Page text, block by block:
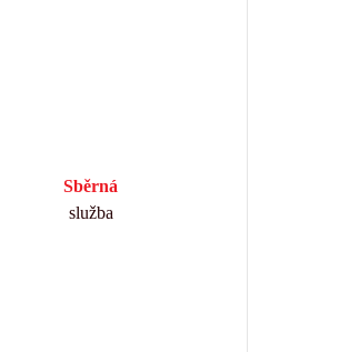
Sběrná
služba